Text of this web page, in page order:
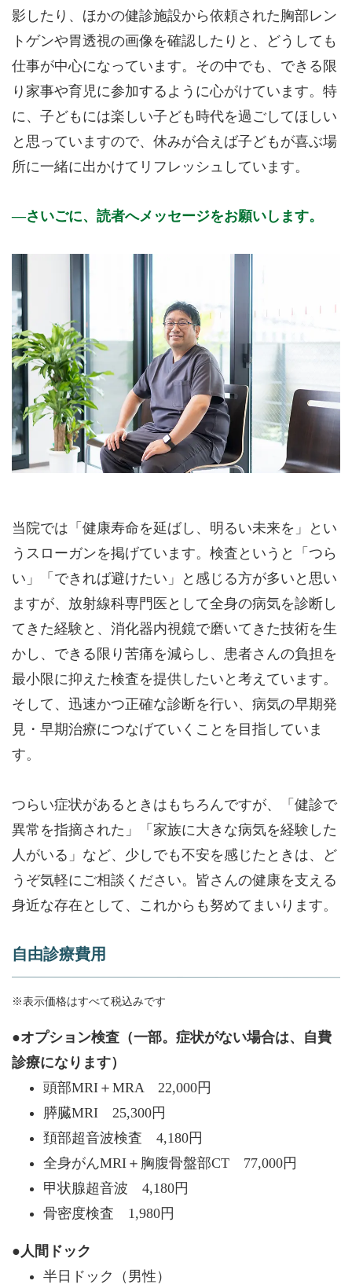
影したり、ほかの健診施設から依頼された胸部レン
トゲンや胃透視の画像を確認したりと、どうしても
仕事が中心になっています。その中でも、できる限
り家事や育児に参加するように心がけています。特
に、子どもには楽しい子ども時代を過ごしてほしい
と思っていますので、休みが合えば子どもが喜ぶ場
所に一緒に出かけてリフレッシュしています。
さいごに、読者へメッセージをお願いします。
当院では「健康寿命を延ばし、明るい未来を」とい
うスローガンを掲げています。検査というと「つら
い」「できれば避けたい」と感じる方が多いと思い
ますが、放射線科専門医として全身の病気を診断し
てきた経験と、消化器内視鏡で磨いてきた技術を生
かし、できる限り苦痛を減らし、患者さんの負担を
最小限に抑えた検査を提供したいと考えています。
そして、迅速かつ正確な診断を行い、病気の早期発
見・早期治療につなげていくことを目指していま
す。
つらい症状があるときはもちろんですが、「健診で
異常を指摘された」「家族に大きな病気を経験した
人がいる」など、少しでも不安を感じたときは、ど
うぞ気軽にご相談ください。皆さんの健康を支える
身近な存在として、これからも努めてまいります。
自由診療費用
※表示価格はすべて税込みです
●オプション検査（一部。症状がない場合は、自費
診療になります）
頭部MRI＋MRA 22,000円
膵臓MRI 25,300円
頚部超音波検査 4,180円
全身がんMRI＋胸腹骨盤部CT 77,000円
甲状腺超音波 4,180円
骨密度検査 1,980円
●人間ドック
半日ドック（男性）